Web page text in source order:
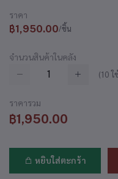
ราคา
฿1,950.00/ชิ้น
จำนวนสินค้าในคลัง
(10 ใ
ราคารวม
฿1,950.00
หยิบใส่ตะกร้า